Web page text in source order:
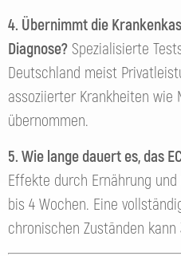
4. Übernimmt die
Diagnose? Spezialisierte
Deutschland meist
assoziierter Krankheiten
übernommen.
5. Wie lange dauert es, das
Effekte durch Ernährung
bis 4 Wochen. Eine
chronischen Zuständen